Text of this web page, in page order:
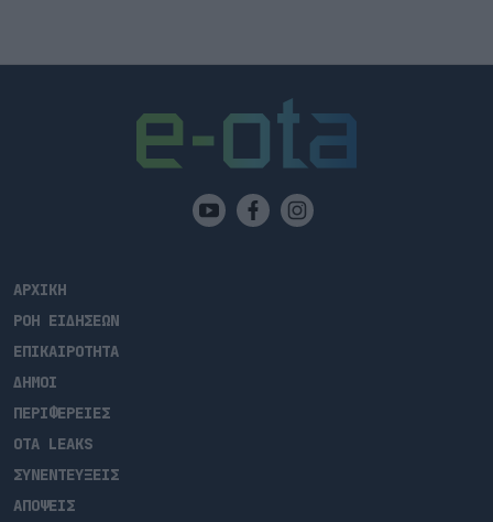
ΑΡΧΙΚΗ
ΡΟΗ ΕΙΔΗΣΕΩΝ
ΕΠΙΚΑΙΡΟΤΗΤΑ
ΔΗΜΟΙ
ΠΕΡΙΦΕΡΕΙΕΣ
OTA LEAKS
ΣΥΝΕΝΤΕΥΞΕΙΣ
ΑΠΟΨΕΙΣ